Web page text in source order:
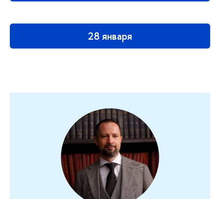
28 января